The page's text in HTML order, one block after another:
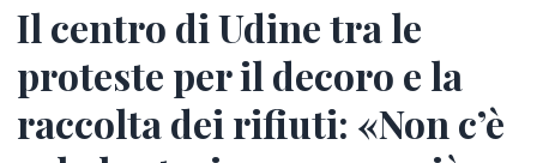
Il centro di Udine tra le
proteste per il decoro e la
raccolta dei rifiuti: «Non c’è